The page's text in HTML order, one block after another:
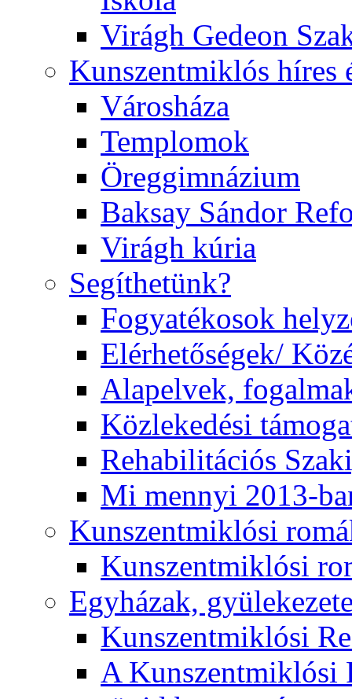
Virágh Gedeon
Kunszentmiklós híres
Városháza
Templomok
Öreggimnázium
Baksay Sándor
Virágh kúria
Segíthetünk?
Fogyatékosok
Elérhetőségek/
Alapelvek,
Közlekedési
Rehabilitációs
Mi mennyi 2013-
Kunszentmiklósi
Kunszentmiklósi
Egyházak,
Kunszentmiklósi
A Kunszentmiklósi